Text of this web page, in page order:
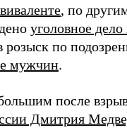
, по
уголовное дело
по
мужчин.
после
Дмитрия